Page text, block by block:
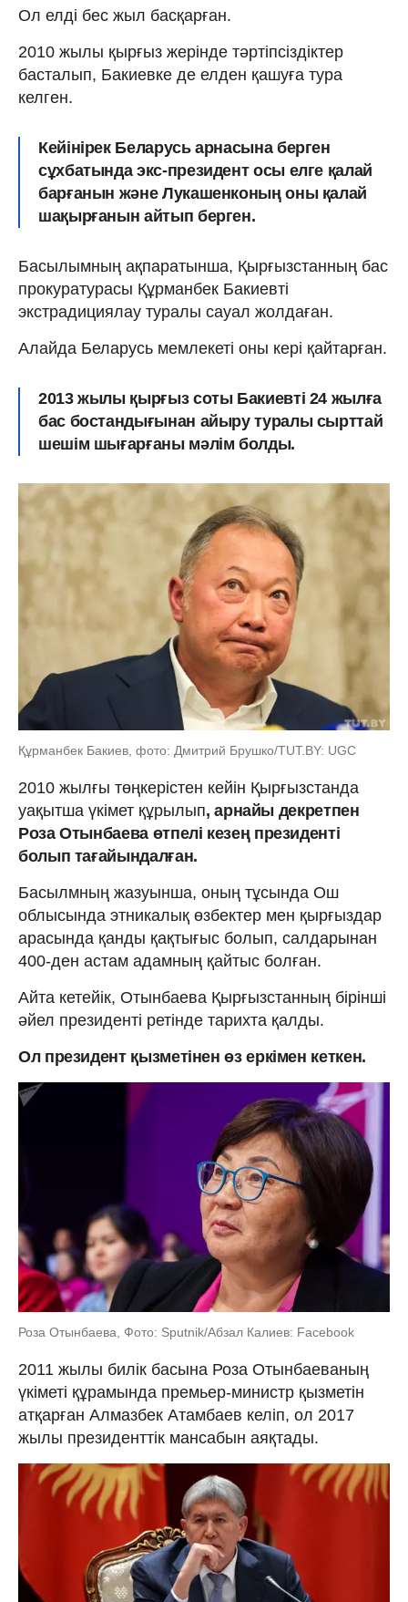
Ол елді бес жыл басқарған.
2010 жылы қырғыз жерінде тәртіпсіздіктер
басталып, Бакиевке де елден қашуға тура
келген.
Кейінірек Беларусь арнасына берген
сұхбатында экс-президент осы елге қалай
барғанын және Лукашенконың оны қалай
шақырғанын айтып берген.
Басылымның ақпаратынша, Қырғызстанның бас
прокуратурасы Құрманбек Бакиевті
экстрадициялау туралы сауал жолдаған.
Алайда Беларусь мемлекеті оны кері қайтарған.
2013 жылы қырғыз соты Бакиевті 24 жылға
бас бостандығынан айыру туралы сырттай
шешім шығарғаны мәлім болды.
Құрманбек Бакиев, фото: Дмитрий Брушко/TUT.BY: UGC
2010 жылғы төңкерістен кейін Қырғызстанда
уақытша үкімет құрылып, арнайы декретпен
Роза Отынбаева өтпелі кезең президенті
болып тағайындалған.
Басылмның жазуынша, оның тұсында Ош
облысында этникалық өзбектер мен қырғыздар
арасында қанды қақтығыс болып, салдарынан
400-ден астам адамның қайтыс болған.
Айта кетейік, Отынбаева Қырғызстанның бірінші
әйел президенті ретінде тарихта қалды.
Ол президент қызметінен өз еркімен кеткен.
Роза Отынбаева, Фото: Sputnik/Абзал Калиев: Facebook
2011 жылы билік басына Роза Отынбаеваның
үкіметі құрамында премьер-министр қызметін
атқарған Алмазбек Атамбаев келіп, ол 2017
жылы президенттік мансабын аяқтады.